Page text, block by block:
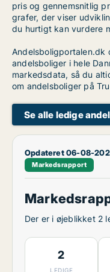
pris og gennemsnitlig
grafer, der viser
du hurtigt kan vurdere
Andelsboligportalen.dk
andelsboliger i hele
markedsdata, så du
om andelsboliger på
Se alle ledige
Opdateret 06-08-
Markedsrapport
Der er i øjeblikket 2
2
LEDIGE